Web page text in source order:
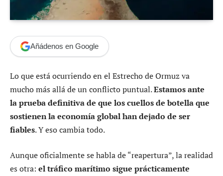
Añádenos en Google
Lo que está ocurriendo en el Estrecho de Ormuz va
mucho más allá de un conflicto puntual.Estamos ante
la prueba definitiva de que los cuellos de botella que
sostienen la economía global han dejado de ser
fiables. Y eso cambia todo.
Aunque oficialmente se habla de “reapertura”, la realidad
es otra: el tráfico marítimo sigue prácticamente